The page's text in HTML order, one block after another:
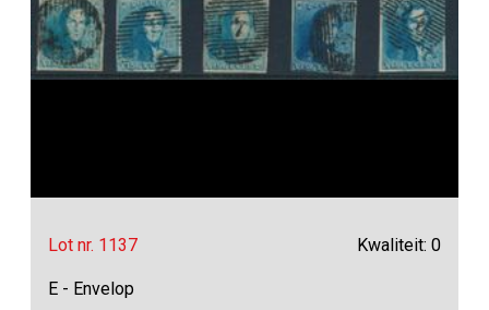
Lot nr. 1137 Kwaliteit: 0
E - Envelop